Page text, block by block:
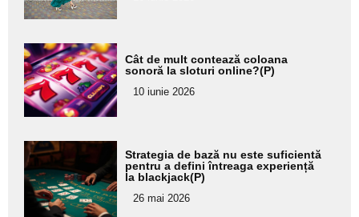
Adaugă
aici textul
pentru
subtitlu
Cât de mult contează coloana
sonoră la sloturi online?(P)
10 iunie 2026
Adaugă
aici textul
pentru
subtitlu
Strategia de bază nu este suficientă
pentru a defini întreaga experiență
la blackjack(P)
26 mai 2026